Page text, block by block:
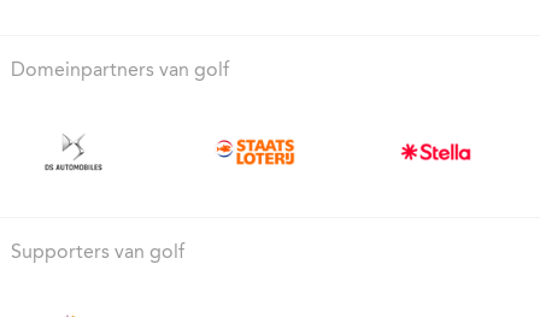
Domeinpartners van golf
Supporters van golf